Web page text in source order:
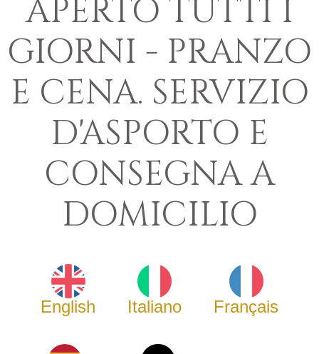
APERTO TUTTI I
GIORNI - PRANZO
E CENA. SERVIZIO
D'ASPORTO E
CONSEGNA A
DOMICILIO
English Italiano Français